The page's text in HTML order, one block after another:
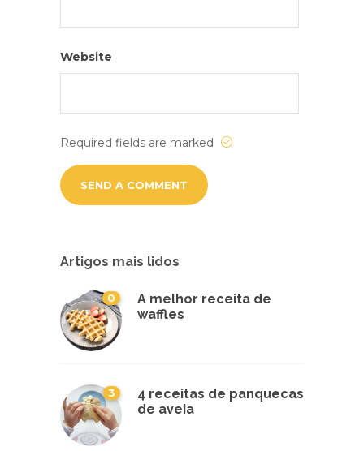
Website
Required fields are marked
Artigos mais lidos
0
A melhor receita de
waffles
3
4 receitas de panquecas
de aveia